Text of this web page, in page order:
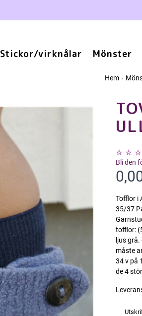
Stickor/virknålar Mönster
Hem
Bli den
Tofflor i
35/37
tofflor:
ljus
måste
34 v på
de 4